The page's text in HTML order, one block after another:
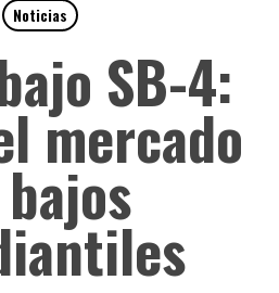
Noticias
SB-4:
mercado